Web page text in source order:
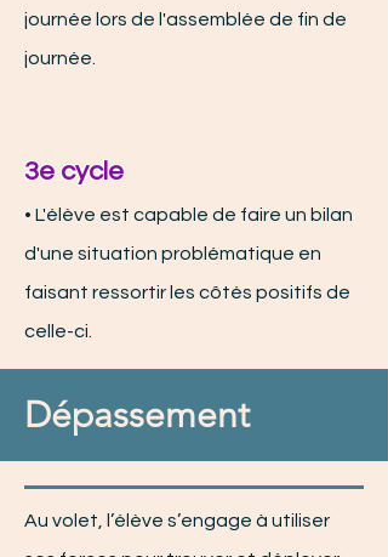
journée lors de l'assemblée de fin de
journée.
3e cycle
• L'élève est capable de faire un bilan
d'une situation problématique en
faisant ressortir les côtés positifs de
celle-ci.
Dépassement
Au volet, l’élève s’engage à utiliser